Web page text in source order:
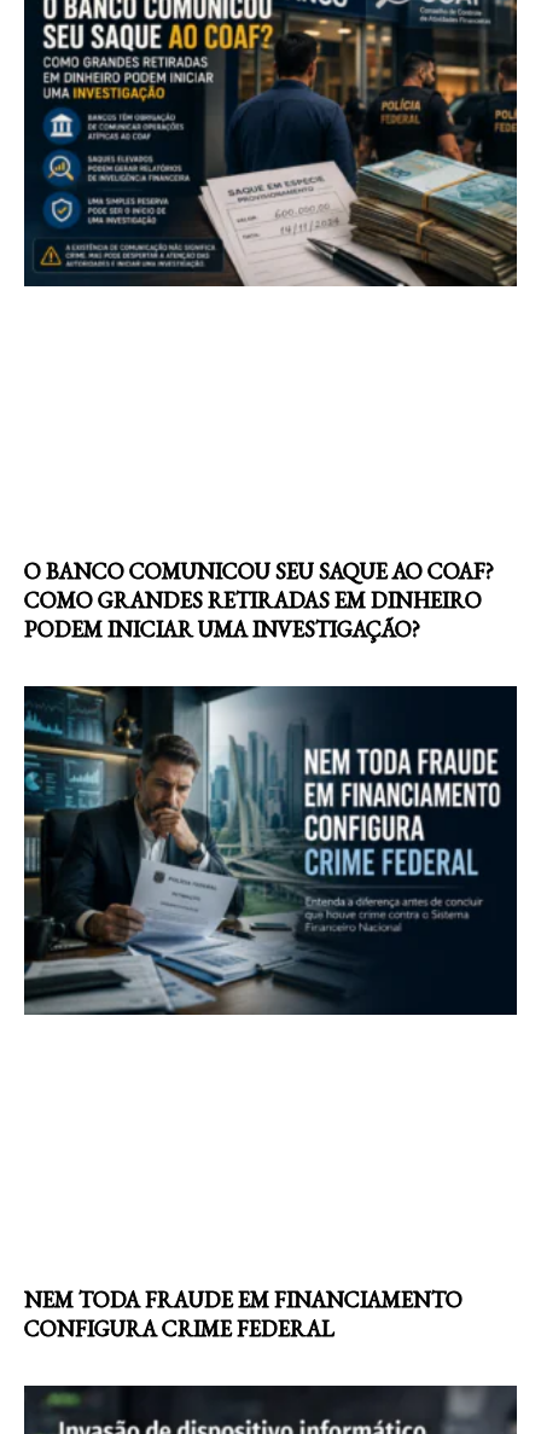
O BANCO COMUNICOU SEU SAQUE AO COAF?
COMO GRANDES RETIRADAS EM DINHEIRO
PODEM INICIAR UMA INVESTIGAÇÃO?
NEM TODA FRAUDE EM FINANCIAMENTO
CONFIGURA CRIME FEDERAL